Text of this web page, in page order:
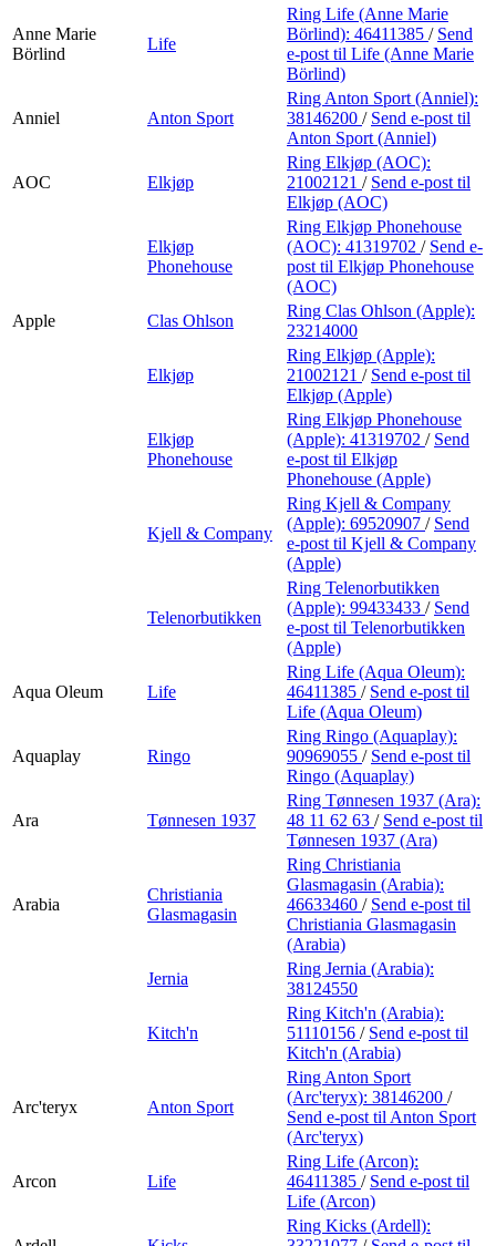
Anne Marie
Börlind
Life
Ring Life (Anne Marie
Börlind): 46411385 / Send
e-post til Life (Anne Marie
Börlind)
Anniel Anton Sport
Ring Anton Sport (Anniel):
38146200 / Send e-post til
Anton Sport (Anniel)
AOC Elkjøp
Ring Elkjøp (AOC):
21002121 / Send e-post til
Elkjøp (AOC)
Elkjøp
Phonehouse
Ring Elkjøp Phonehouse
(AOC): 41319702 / Send e-
post til Elkjøp Phonehouse
(AOC)
Apple
Clas Ohlson
Ring Clas Ohlson (Apple):
23214000
Elkjøp
Ring Elkjøp (Apple):
21002121 / Send e-post til
Elkjøp (Apple)
Elkjøp
Phonehouse
Ring Elkjøp Phonehouse
(Apple): 41319702 / Send
e-post til Elkjøp
Phonehouse (Apple)
Kjell & Company
Ring Kjell & Company
(Apple): 69520907 / Send
e-post til Kjell & Company
(Apple)
Telenorbutikken
Ring Telenorbutikken
(Apple): 99433433 / Send
e-post til Telenorbutikken
(Apple)
Aqua Oleum Life
Ring Life (Aqua Oleum):
46411385 / Send e-post til
Life (Aqua Oleum)
Aquaplay Ringo
Ring Ringo (Aquaplay):
90969055 / Send e-post til
Ringo (Aquaplay)
Ara Tønnesen 1937
Ring Tønnesen 1937 (Ara):
48 11 62 63 / Send e-post til
Tønnesen 1937 (Ara)
Arabia
Christiania
Glasmagasin
Ring Christiania
Glasmagasin (Arabia):
46633460 / Send e-post til
Christiania Glasmagasin
(Arabia)
Jernia
Ring Jernia (Arabia):
38124550
Kitch'n
Ring Kitch'n (Arabia):
51110156 / Send e-post til
Kitch'n (Arabia)
Arc'teryx Anton Sport
Ring Anton Sport
(Arc'teryx): 38146200 /
Send e-post til Anton Sport
(Arc'teryx)
Arcon Life
Ring Life (Arcon):
46411385 / Send e-post til
Life (Arcon)
Ring Kicks (Ardell):